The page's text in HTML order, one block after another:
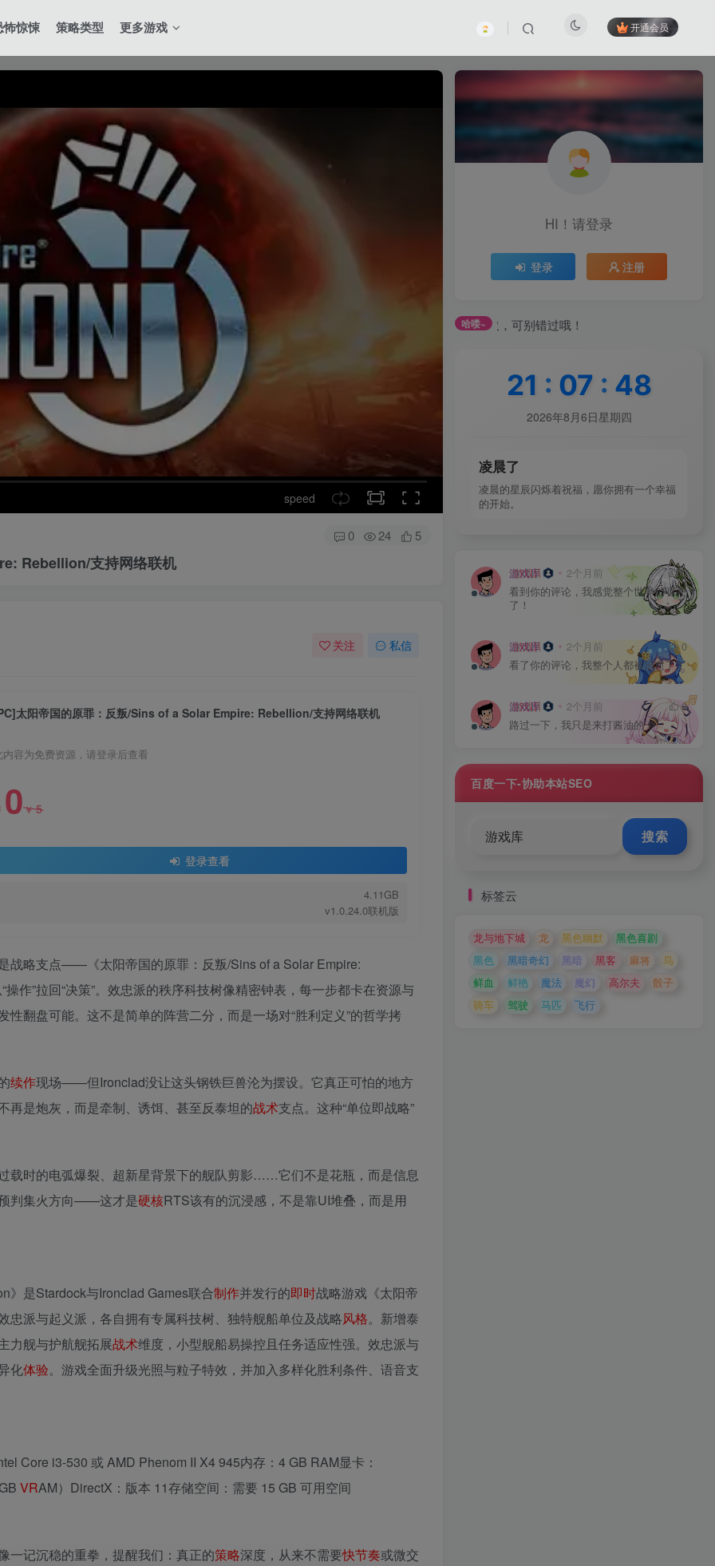
怖惊悚 策略类型 更多游戏 开通会员
speed
0 24 5
Rebellion/支持网络联机
关注 私信
太阳帝国的原罪：反叛/Sins of a Solar Empire: Rebellion/支持网络联机
内容为免费资源，请登录后查看
0￥5
登录查看
4.11GB
v1.0.24.0联机版
战略支点——《太阳帝国的原罪：反叛/Sins of a Solar Empire:
作”拉回“决策”。效忠派的秩序科技树像精密钟表，每一步都卡在资源与
翻盘可能。这不是简单的阵营二分，而是一场对“胜利定义”的哲学拷
续作现场——但Ironclad没让这头钢铁巨兽沦为摆设。它真正可怕的地方
再是炮灰，而是牵制、诱饵、甚至反泰坦的战术支点。这种“单位即战略”
载时的电弧爆裂、超新星背景下的舰队剪影……它们不是花瓶，而是信息
判集火方向——这才是硬核RTS该有的沉浸感，不是靠UI堆叠，而是用
》是Stardock与Ironclad Games联合制作并发行的即时战略游戏《太阳帝
派与起义派，各自拥有专属科技树、独特舰船单位及战略风格。新增泰
力舰与护航舰拓展战术维度，小型舰船易操控且任务适应性强。效忠派与
化体验。游戏全面升级光照与粒子特效，并加入多样化胜利条件、语音支
Core i3-530 或 AMD Phenom II X4 945内存：4 GB RAM显卡：
VRAM）DirectX：版本 11存储空间：需要 15 GB 可用空间
一记沉稳的重拳，提醒我们：真正的策略深度，从来不需要快节奏或微交
HI！请登录
登录 注册
哈喽~
全站积分可通过签到和每日任务获取，可别错过哦！
21 : 07 : 51
2026年8月6日星期四
凌晨了
凌晨的星辰闪烁着祝福，愿你拥有一个幸福
的开始。
游戏库 2个月前
0
看到你的评论，我感觉整个世界都明亮
了！
游戏库 2个月前
0
看了你的评论，我整个人都被治愈了！
游戏库 2个月前
0
路过一下，我只是来打酱油的！
百度一下-协助本站SEO
搜索
标签云
龙与地下城 龙 黑色幽默
黑色喜剧
黑色
黑暗奇幻 黑暗 黑客 麻将
鸟
鲜血
鲜艳 魔法 魔幻 高尔夫
骰子
骑车
驾驶 马匹 飞行